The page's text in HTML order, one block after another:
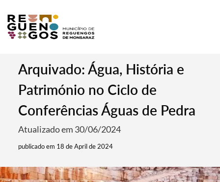
Arquivado: Água, História e
Património no Ciclo de
Conferências Águas de Pedra
Atualizado em 30/06/2024
publicado em 18 de April de 2024